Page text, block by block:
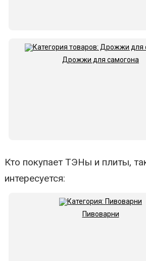
Дрожжи для самогона
Кто покупает ТЭНы и плиты,
интересуется:
Пивоварни